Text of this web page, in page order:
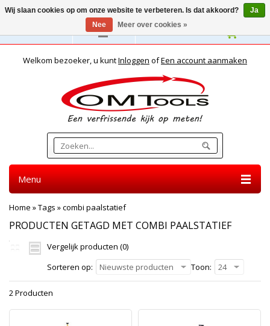
Nederlands
Welkom bezoeker, u kuntInloggen ofEen account aanmaken
Menu
Home »Tags »combi paalstatief
PRODUCTEN GETAGD MET COMBI PAALSTATIEF
Vergelijk producten (0)
Sorteren op:
Nieuwste producten Toon: 24
2 Producten
Wij slaan cookies op om onze website te verbeteren. Is dat akkoord?
Ja
Nee
Meer over cookies »